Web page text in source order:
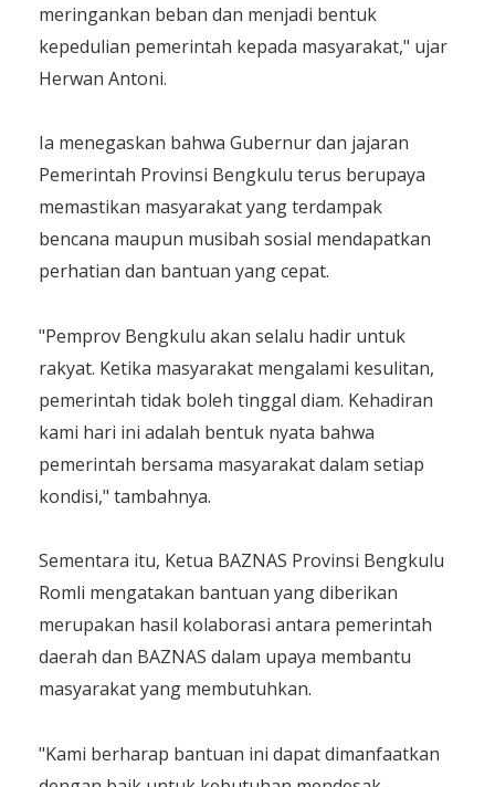
meringankan beban dan menjadi bentuk
kepedulian pemerintah kepada masyarakat," ujar
Herwan Antoni.
Ia menegaskan bahwa Gubernur dan jajaran
Pemerintah Provinsi Bengkulu terus berupaya
memastikan masyarakat yang terdampak
bencana maupun musibah sosial mendapatkan
perhatian dan bantuan yang cepat.
"Pemprov Bengkulu akan selalu hadir untuk
rakyat. Ketika masyarakat mengalami kesulitan,
pemerintah tidak boleh tinggal diam. Kehadiran
kami hari ini adalah bentuk nyata bahwa
pemerintah bersama masyarakat dalam setiap
kondisi," tambahnya.
Sementara itu, Ketua BAZNAS Provinsi Bengkulu
Romli mengatakan bantuan yang diberikan
merupakan hasil kolaborasi antara pemerintah
daerah dan BAZNAS dalam upaya membantu
masyarakat yang membutuhkan.
"Kami berharap bantuan ini dapat dimanfaatkan